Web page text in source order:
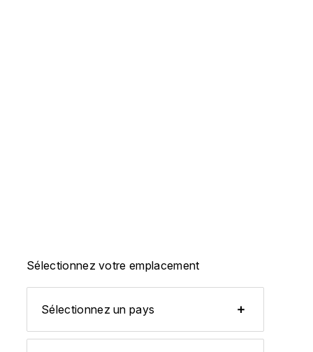
Sélectionnez votre emplacement